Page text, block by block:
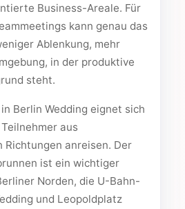
Business-Areale. Für
kann genau das
Ablenkung, mehr
in der produktive
steht.
Berlin Wedding eignet sich
aus
Richtungen anreisen. Der
ist ein wichtiger
Norden, die U-Bahn-
und Leopoldplatz